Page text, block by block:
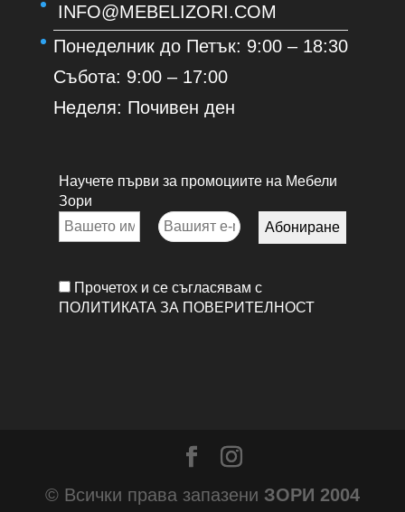
INFO@MEBELIZORI.COM
Понеделник до Петък: 9:00 – 18:30
Събота: 9:00 – 17:00
Неделя: Почивен ден
Научете първи за промоциите на Мебели
Зори
Прочетох и се съгласявам с
ПОЛИТИКАТА ЗА ПОВЕРИТЕЛНОСТ
© Всички права запазени ЗОРИ 2004